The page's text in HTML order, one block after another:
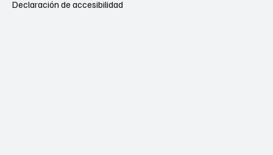
Declaración de accesibilidad